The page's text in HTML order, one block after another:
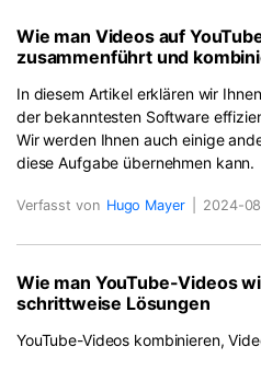
Wie man Videos auf
zusammenführt und
In diesem Artikel erklären wir
der bekanntesten Software
Wir werden Ihnen auch einige
diese Aufgabe übernehmen kann.
Verfasst von Hugo Mayer 2024-
Wie man YouTube-Videos
schrittweise Lösungen
YouTube-Videos kombinieren,